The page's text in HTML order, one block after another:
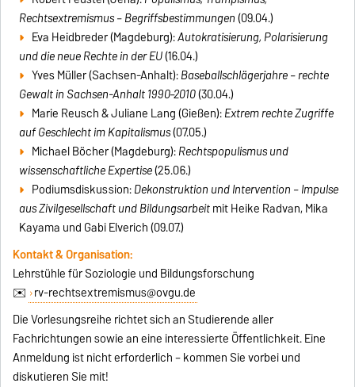
Rechtsextremismus – Begriffsbestimmungen(09.04.)
Eva Heidbreder (Magdeburg):Autokratisierung, Polarisierung
und die neue Rechte in der EU(16.04.)
Yves Müller (Sachsen-Anhalt):Baseballschlägerjahre – rechte
Gewalt in Sachsen-Anhalt 1990–2010(30.04.)
Marie Reusch & Juliane Lang (Gießen):Extrem rechte Zugriffe
auf Geschlecht im Kapitalismus(07.05.)
Michael Böcher (Magdeburg):Rechtspopulismus und
wissenschaftliche Expertise(25.06.)
Podiumsdiskussion:Dekonstruktion und Intervention – Impulse
aus Zivilgesellschaft und Bildungsarbeitmit Heike Radvan, Mika
Kayama und Gabi Elverich (09.07.)
Kontakt & Organisation:
Lehrstühle für Soziologie und Bildungsforschung
✉️ rv-rechtsextremismus@ovgu.de
Die Vorlesungsreihe richtet sich an Studierende aller
Fachrichtungen sowie an eine interessierte Öffentlichkeit. Eine
Anmeldung ist nicht erforderlich – kommen Sie vorbei und
diskutieren Sie mit!